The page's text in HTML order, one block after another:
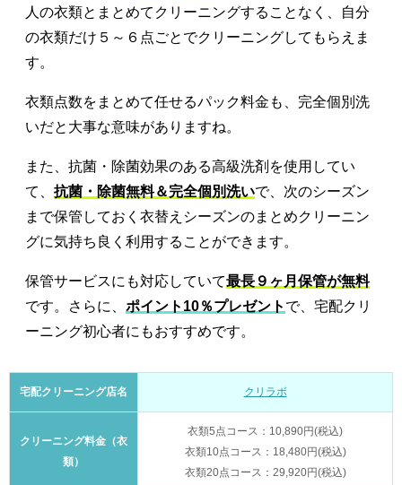
人の衣類とまとめてクリーニングすることなく、自分
の衣類だけ５～６点ごとでクリーニングしてもらえま
す。
衣類点数をまとめて任せるパック料金も、完全個別洗
いだと大事な意味がありますね。
また、抗菌・除菌効果のある高級洗剤を使用してい
て、 抗菌・除菌無料＆完全個別洗いで、次のシーズン
まで保管しておく衣替えシーズンのまとめクリーニン
グに気持ち良く利用することができます。
保管サービスにも対応していて最長９ヶ月保管が無料
です。さらに、 ポイント10％プレゼント で、宅配クリ
ーニング初心者にもおすすめです。
宅配クリーニング店名 クリラボ
クリーニング料金（衣
類）
衣類5点コース：10,890円(税込)
衣類10点コース：18,480円(税込)
衣類20点コース：29,920円(税込)